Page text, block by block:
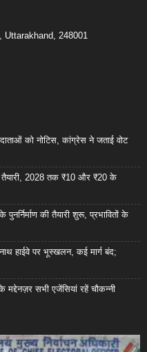
Uttarakhand, 248001
को नोटिस, कांग्रेस ने जताई वोट
2028 तक ₹10 और ₹20 के
की तैयारी शुरू, प्रभावितों के
हाईवे पर भूस्खलन, कई मार्ग बंद;
के मद्देनज़र सभी एजेंसियां रहें चौकन्नी